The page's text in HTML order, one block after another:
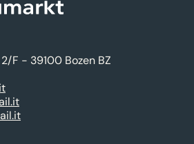
F - 39100 Bozen BZ